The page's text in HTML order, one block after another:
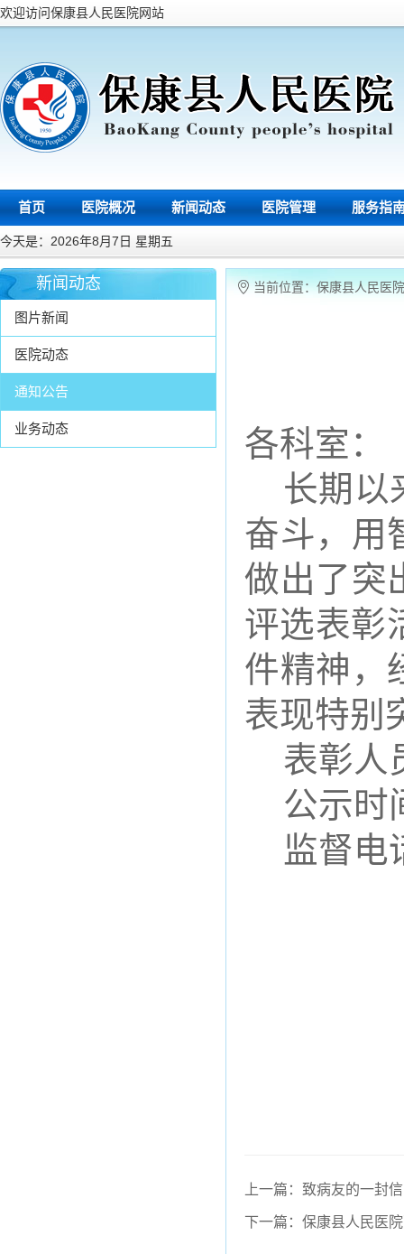
欢迎访问保康县人民医院网站
首页 医院概况 新闻动态 医院管理 服务指
今天是：2026年8月7日 星期五
新闻动态
图片新闻
医院动态
通知公告
业务动态
当前位置：保康县人民医院
各科室：
长期以
奋斗，用
做出了突
评选表彰
件精神，
表现特别
表彰人
公示时
监督电
上一篇：致病友的一封信
下一篇：保康县人民医